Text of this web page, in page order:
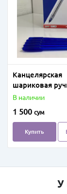
Канцелярская
шариковая
Unik" (синяя,
В наличии
1 500 сум
Купить
У